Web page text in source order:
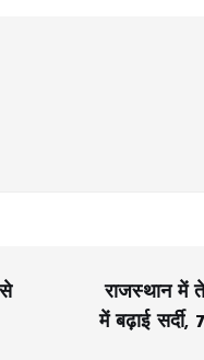
राजस्थान में
में बढ़ाई